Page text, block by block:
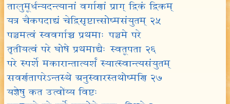
तालुमूर्धन्यदन्त्यानां वर्गाणां प्राग् द्विकं द्विकम्
यत्र चैकपदाद्यं चेद्विसृष्टात्त्सोष्मसंयुतम् २५
पञ्चमत्वं स्ववर्गाच्च प्रथमाः पञ्चमे परे
तृतीयत्वं परे घोषे प्रथमाद्यैः स्वतूपता २६
परे स्पर्शे मकारान्तात्यर्शं स्यात्स्वान्त्यसंयुतम्
सवर्णतापरेऽन्तस्थे अनुस्वारस्तथोष्मणि २७
यज्ञेषु कत उत्वोंय्य विष्टः